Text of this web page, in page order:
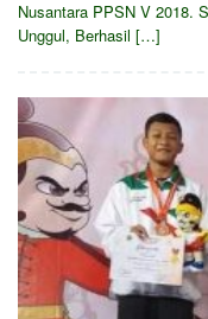
Nusantara PPSN V 2018.
Unggul, Berhasil […]